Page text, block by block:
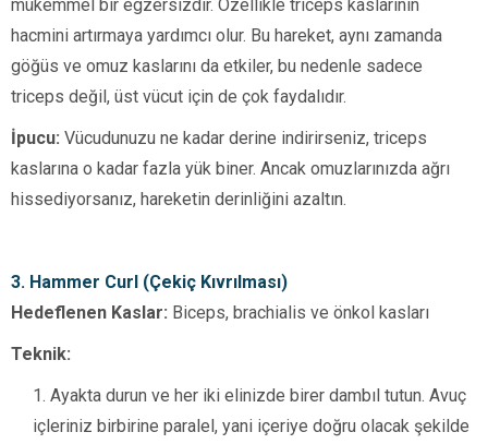
mükemmel bir egzersizdir. Özellikle triceps kaslarının
hacmini artırmaya yardımcı olur. Bu hareket, aynı zamanda
göğüs ve omuz kaslarını da etkiler, bu nedenle sadece
triceps değil, üst vücut için de çok faydalıdır.
İpucu: Vücudunuzu ne kadar derine indirirseniz, triceps
kaslarına o kadar fazla yük biner. Ancak omuzlarınızda ağrı
hissediyorsanız, hareketin derinliğini azaltın.
3. Hammer Curl (Çekiç Kıvrılması)
Hedeflenen Kaslar: Biceps, brachialis ve önkol kasları
Teknik:
Ayakta durun ve her iki elinizde birer dambıl tutun. Avuç
içleriniz birbirine paralel, yani içeriye doğru olacak şekilde